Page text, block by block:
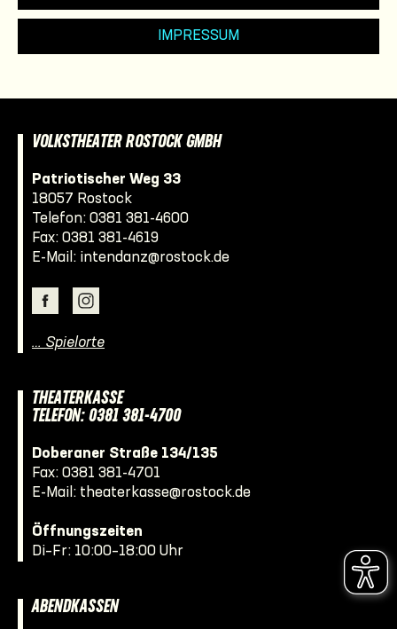
IMPRESSUM
VOLKSTHEATER ROSTOCK GMBH
Patriotischer Weg 33
18057 Rostock
Telefon: 0381 381-4600
Fax: 0381 381-4619
E-Mail: intendanz@rostock.de
… Spielorte
THEATERKASSE
TELEFON: 0381 381-4700
Doberaner Straße 134/135
Fax: 0381 381-4701
E-Mail: theaterkasse@rostock.de
Öffnungszeiten
Di–Fr: 10:00–18:00 Uhr
ABENDKASSEN